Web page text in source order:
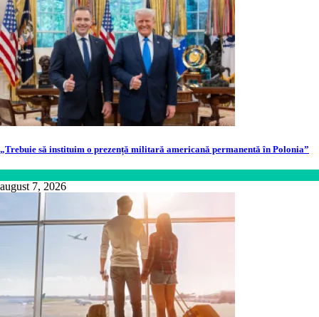
„Trebuie să instituim o prezență militară americană permanentă în Polonia”
august 7, 2026